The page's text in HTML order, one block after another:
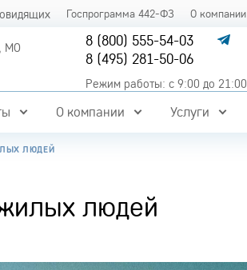
Госпрограмма 442-ФЗ О компании
МО
8 (800) 555-54-03
8 (495) 281-50-06
Режим работы: с 9:00 до 21:00
О компании Услуги
ЛЮДЕЙ
людей